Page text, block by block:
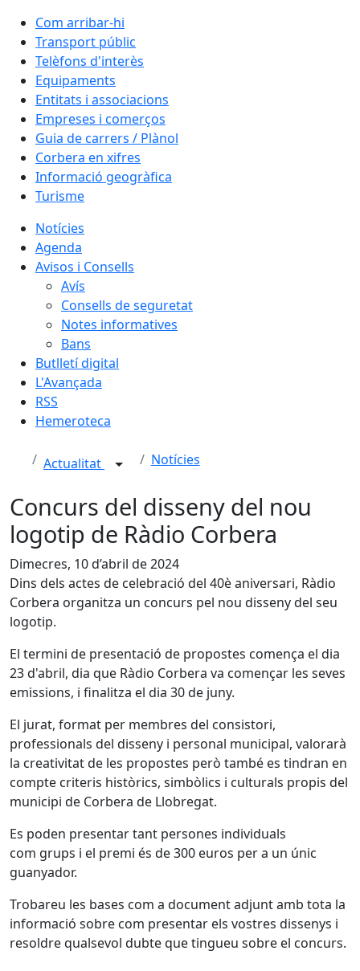
Com arribar-hi
Transport públic
Telèfons d'interès
Equipaments
Entitats i associacions
Empreses i comerços
Guia de carrers / Plànol
Corbera en xifres
Informació geogràfica
Turisme
Notícies
Agenda
Avisos i Consells
Avís
Consells de seguretat
Notes informatives
Bans
Butlletí digital
L'Avançada
RSS
Hemeroteca
Actualitat Notícies
Concurs del disseny del nou
logotip de Ràdio Corbera
Dimecres, 10 d’abril de 2024
Dins dels actes de celebració del 40è aniversari, Ràdio
Corbera organitza un concurs pel nou disseny del seu
logotip.
El termini de presentació de propostes comença el dia
23 d'abril, dia que Ràdio Corbera va començar les seves
emissions, i finalitza el dia 30 de juny.
El jurat, format per membres del consistori,
professionals del disseny i personal municipal, valorarà
la creativitat de les propostes però també es tindran en
compte criteris històrics, simbòlics i culturals propis del
municipi de Corbera de Llobregat.
Es poden presentar tant persones individuals
com grups i el premi és de 300 euros per a un únic
guanyador.
Trobareu les bases com a document adjunt amb tota la
informació sobre com presentar els vostres dissenys i
resoldre qualsevol dubte que tingueu sobre el concurs.